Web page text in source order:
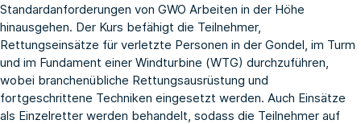
Standardanforderungen von GWO Arbeiten in der Höhe
hinausgehen. Der Kurs befähigt die Teilnehmer,
Rettungseinsätze für verletzte Personen in der Gondel, im Turm
und im Fundament einer Windturbine (WTG) durchzuführen,
wobei branchenübliche Rettungsausrüstung und
fortgeschrittene Techniken eingesetzt werden. Auch Einsätze
als Einzelretter werden behandelt, sodass die Teilnehmer auf